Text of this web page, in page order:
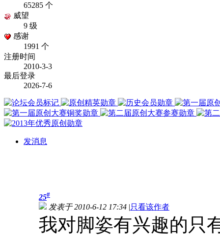
65285 个
威望
9 级
感谢
1991 个
注册时间
2010-3-3
最后登录
2026-7-6
发消息
25#
发表于 2010-6-12 17:34 |只看该作者
我对脚姿有兴趣的只